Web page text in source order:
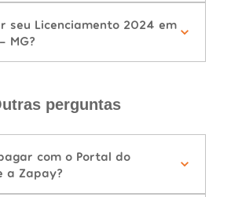
seu Licenciamento 2024 em
MG?
perguntas
com o Portal do
a Zapay?